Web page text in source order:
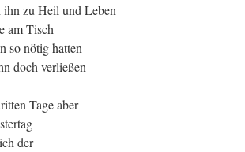
ihn zu Heil und Leben
am Tisch
so nötig hatten
doch verließen
Tage aber
der